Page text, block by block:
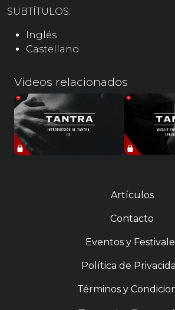
SUBTÍTULOS:
Inglés
Castellano
Videos relacionados
Artículos
Contacto
Eventos y
Política de
Términos y